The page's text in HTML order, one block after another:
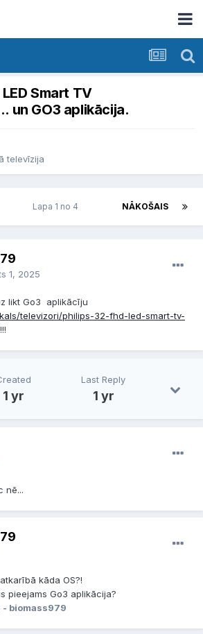
Smart TV
un GO3 aplikācija.
televīzija
NĀKOŠAIS
Lapa 1 no 4
1, 2025
likt Go3 aplikācīju
televizori/philips-32-fhd-led-smart-tv-
1 yr
Last Reply
1 yr
nē...
kāda OS?!
pieejams Go3 aplikācija?
- biomass979